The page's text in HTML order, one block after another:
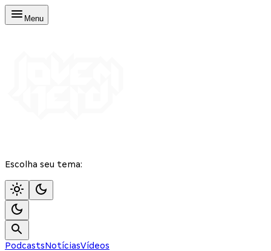
Menu
Escolha seu tema:
PodcastsNotíciasVídeos